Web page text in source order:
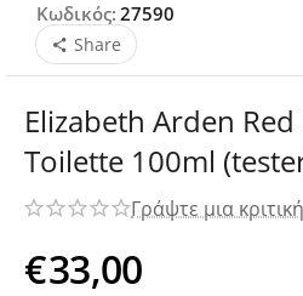
Κωδικός: 27590
Share
Elizabeth Arden
Toilette 100ml
Γράψτε μια κριτική
€33,00